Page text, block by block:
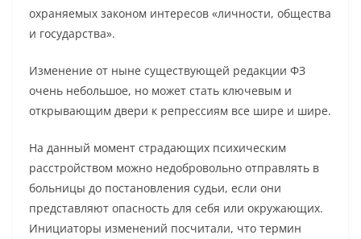
охраняемых законом интересов «личности, общества
и государства».
Изменение от ныне существующей редакции ФЗ
очень небольшое, но может стать ключевым и
открывающим двери к репрессиям все шире и шире.
На данный момент страдающих психическим
расстройством можно недобровольно отправлять в
больницы до постановления судьи, если они
представляют опасность для себя или окружающих.
Инициаторы изменений посчитали, что термин